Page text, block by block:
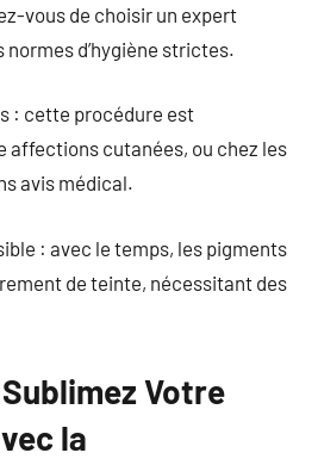
vous de choisir un expert
d’hygiène strictes.
: cette procédure est
affections cutanées, ou chez les
avis médical.
: avec le temps, les pigments
de teinte, nécessitant des
Votre
la